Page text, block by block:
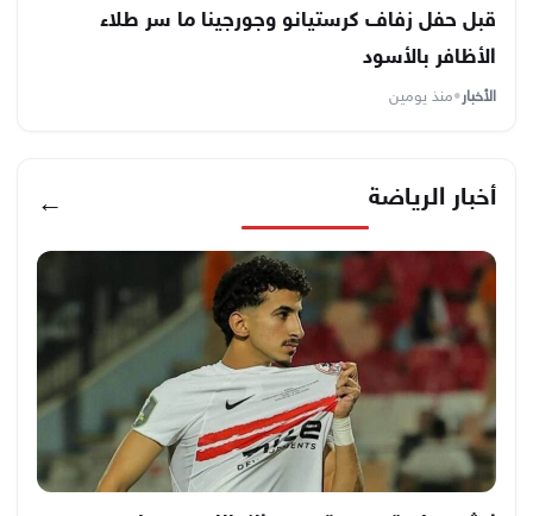
قبل حفل زفاف كرستيانو وجورجينا ما سر طلاء
الأظافر بالأسود
الأخبار•منذ يومين
أخبار الرياضة ←